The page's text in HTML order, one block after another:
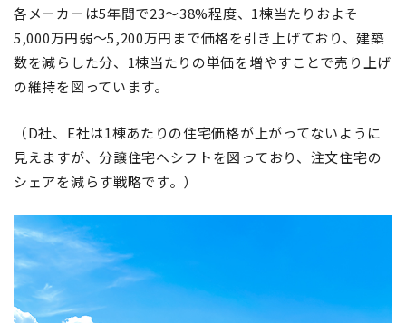
各メーカーは5年間で23～38%程度、1棟当たりおよそ
5,000万円弱～5,200万円まで価格を引き上げており、建築
数を減らした分、1棟当たりの単価を増やすことで売り上げ
の維持を図っています。
（D社、E社は1棟あたりの住宅価格が上がってないように
見えますが、分譲住宅へシフトを図っており、注文住宅の
シェアを減らす戦略です。）